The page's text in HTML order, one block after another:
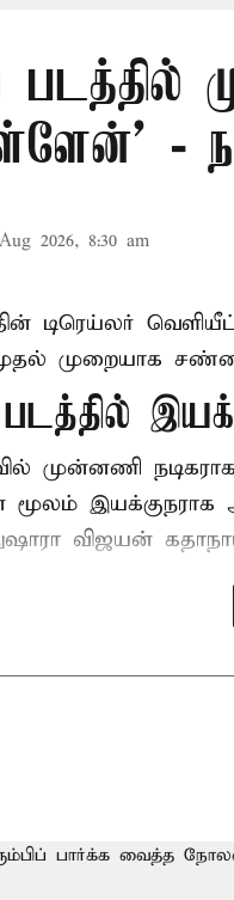
படத்தில்
-
2026, 8:30 am
டிரெய்லர்
முறையாக
படத்தில்
முன்னணி
மூலம் இயக்குநராக
விஜயன்